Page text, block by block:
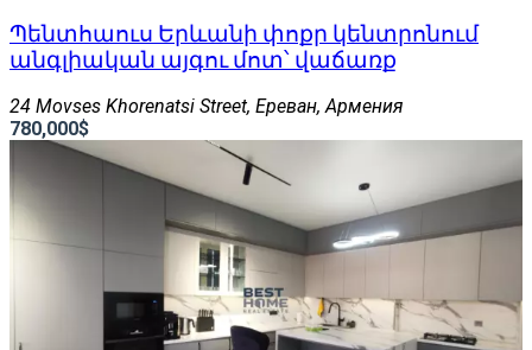
Պենտհաուս Երևանի փոքր կենտրոնում
անգլիական այգու մոտ՝ վաճառք
24 Movses Khorenatsi Street, Ереван, Армения
780,000$